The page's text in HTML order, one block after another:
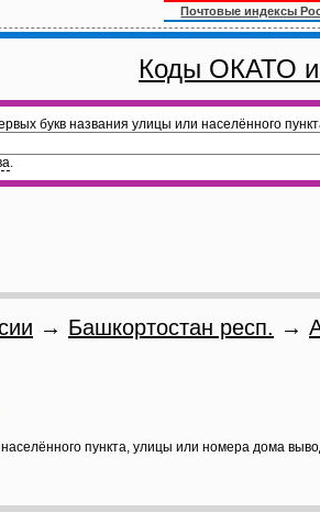
Почтовые индексы
Коды ОКАТО
букв названия улицы или населённого
.
→ Башкортостан респ. →
пункта, улицы или номера дома